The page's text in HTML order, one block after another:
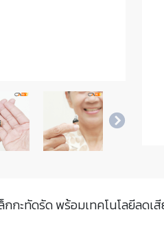
กกะทัดรัด พร้อมเทคโนโลยีลด